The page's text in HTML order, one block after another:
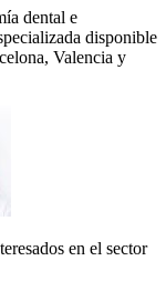
dental e
disponible
Valencia y
en el sector